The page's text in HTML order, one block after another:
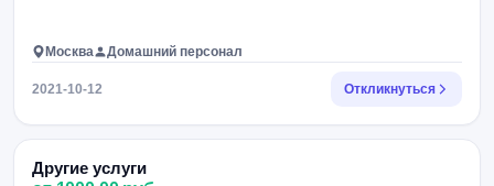
Москва Домашний персонал
2021-10-12 Откликнуться
Другие услуги